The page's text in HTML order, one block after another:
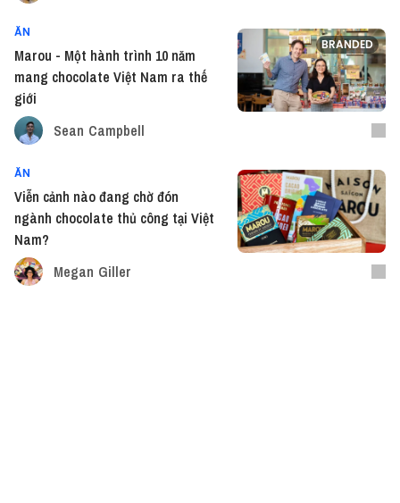
BRANDED
ĂN
Marou - Một hành trình 10 năm
mang chocolate Việt Nam ra thế
giới
Sean Campbell
ĂN
Viễn cảnh nào đang chờ đón
ngành chocolate thủ công tại Việt
Nam?
Megan Giller